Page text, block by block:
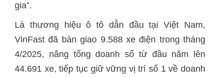
gia”.
Là thương hiệu ô tô dẫn đầu tại Việt Nam,
VinFast đã bàn giao 9.588 xe điện trong tháng
4/2025, nâng tổng doanh số từ đầu năm lên
44.691 xe, tiếp tục giữ vững vị trí số 1 về doanh